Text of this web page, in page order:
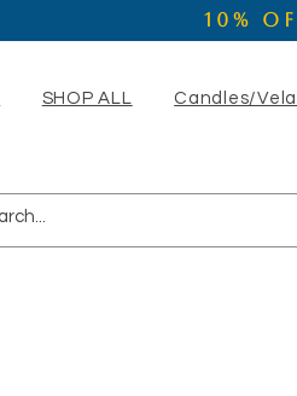
10%
SHOP ALL Candles/